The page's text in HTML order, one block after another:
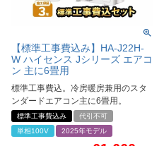
【標準工事費込み】HA-J22H-
W ハイセンス Jシリーズ エアコ
ン 主に6畳用
標準工事費込。冷房暖房兼用のスタ
ンダードエアコン主に6畳用。
標準工事費込み
代引不可
単相100V
2025年モデル